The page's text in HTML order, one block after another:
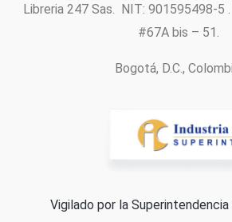
Libreria 247 Sas. NIT: 901595498-5
#67A bis – 51.
Bogotá, D.C.,
Vigilado por la